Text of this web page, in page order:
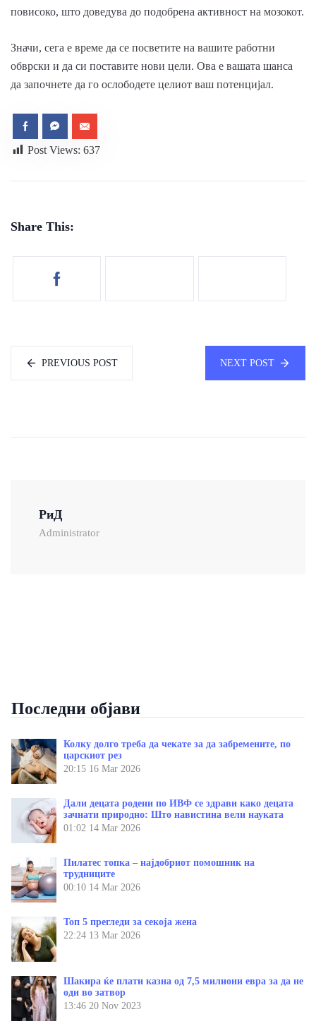
повисоко, што доведува до подобрена активност на мозокот.
Значи, сега е време да се посветите на вашите работни
обврски и да си поставите нови цели. Ова е вашата шанса
да започнете да го ослободете целиот ваш потенцијал.
Post Views: 637
Share This:
PREVIOUS POST NEXT POST
РиД
Administrator
Последни објави
Колку долго треба да чекате за да забремените, по
царскиот рез
20:15 16 Mar 2026
Дали децата родени по ИВФ се здрави како децата
зачнати природно: Што навистина вели науката
01:02 14 Mar 2026
Пилатес топка – најдобриот помошник на
трудниците
00:10 14 Mar 2026
Топ 5 прегледи за секоја жена
22:24 13 Mar 2026
Шакира ќе плати казна од 7,5 милиони евра за да не
оди во затвор
13:46 20 Nov 2023